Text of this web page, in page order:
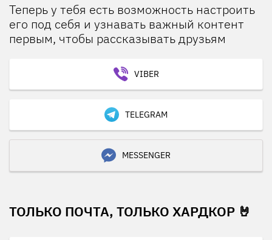
Теперь у тебя есть возможность настроить
его под себя и узнавать важный контент
первым, чтобы рассказывать друзьям
VIBER
TELEGRAM
MESSENGER
ТОЛЬКО ПОЧТА, ТОЛЬКО ХАРДКОР 🤘